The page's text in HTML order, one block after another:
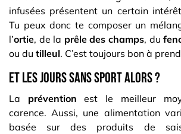
infusées présentent un certain
Tu peux donc te composer un
l’ortie, de la prêle des champs, du
ou du tilleul. C’est toujours bon à
Et les jours sans sport alors ?
La prévention est le meilleur
carence. Aussi, une alimentation
basée sur des produits de